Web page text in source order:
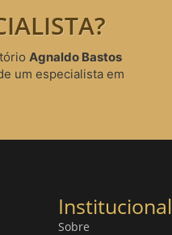
Agnaldo Bastos
um especialista em
Institucional
Sobre